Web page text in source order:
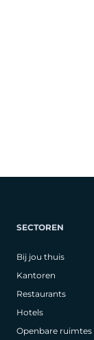
SECTOREN
Bij jou thuis
Kantoren
Restaurants
Hotels
Openbare ruimtes